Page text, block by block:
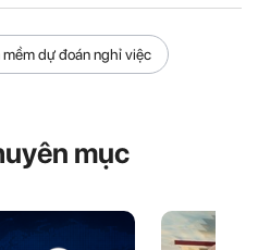
dự đoán nghỉ việc
mục